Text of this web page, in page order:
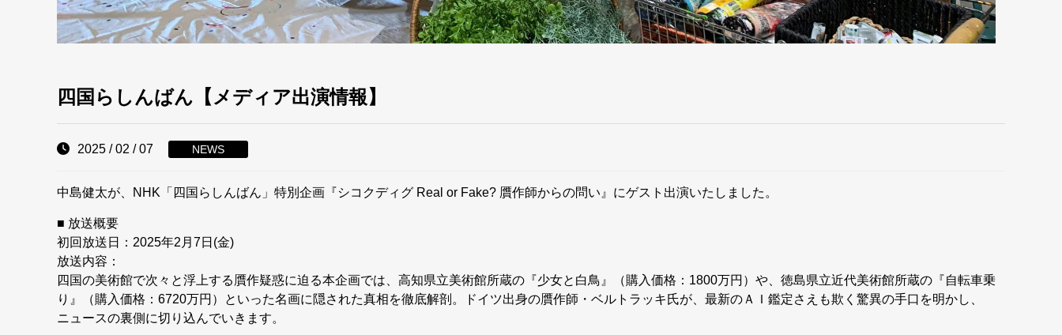
四国らしんばん【メディア出演情報】
2025 / 02 / 07 NEWS
中島健太が、NHK「四国らしんばん」特別企画『シコクディグ Real or Fake? 贋作師からの問い』にゲスト出演いたしました。
■ 放送概要
初回放送日：2025年2月7日(金)
放送内容：
四国の美術館で次々と浮上する贋作疑惑に迫る本企画では、高知県立美術館所蔵の『少女と白鳥』（購入価格：1800万円）や、徳島県立近代美術館所蔵の『自転車乗
り』（購入価格：6720万円）といった名画に隠された真相を徹底解剖。ドイツ出身の贋作師・ベルトラッキ氏が、最新のＡＩ鑑定さえも欺く驚異の手口を明かし、
ニュースの裏側に切り込んでいきます。